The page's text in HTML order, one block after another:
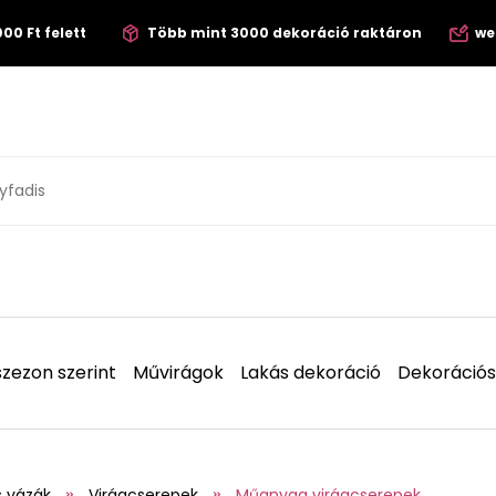
Ft felett Több mint 3000 dekoráció raktáron
szerint Művirágok Lakás dekoráció